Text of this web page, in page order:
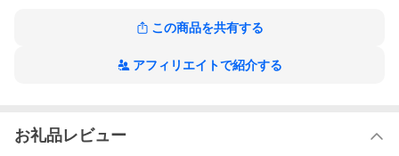
『子供が魚を食べるようになった』
『骨がないのがこんなに快適なんて思わなかった』など
冷凍ストックの新定番!
※お客様のお声を基にチャック付き袋にリニューアルしました。
○魚をきれいにまるごと食べられて栄養満点♪
○臭いの残る小骨や皮が残らないから片付け楽ちん♪
この商品を共有する
アフィリエイトで紹介する
お礼品レビュー